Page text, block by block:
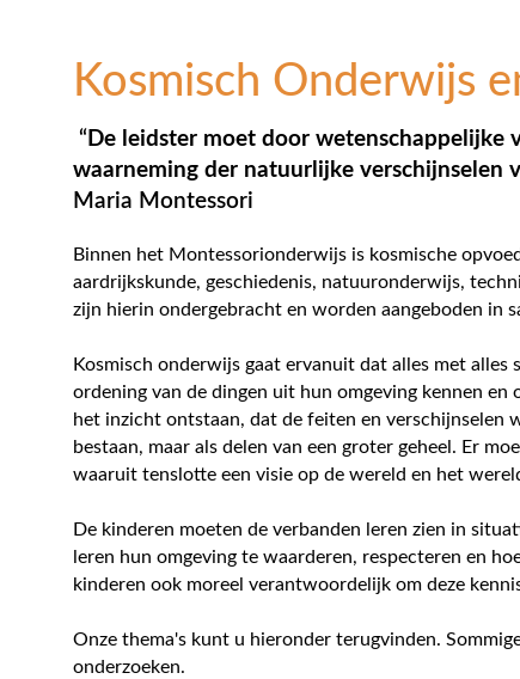
Kosmisch Onderwijs
“ De leidster moet door
waarneming der natuurlijke verschijnselen
Maria Montessori
Binnen het Montessorionderwijs is kosmische
aardrijkskunde, geschiedenis, natuuronderwijs,
zijn hierin ondergebracht en worden aangeboden in
Kosmisch onderwijs gaat ervanuit dat alles met
ordening van de dingen uit hun omgeving kennen
het inzicht ontstaan, dat de feiten en verschijnselen
bestaan, maar als delen van een groter geheel. Er
waaruit tenslotte een visie op de wereld en het
De kinderen moeten de verbanden leren zien in
leren hun omgeving te waarderen, respecteren en
kinderen ook moreel verantwoordelijk om deze
Onze thema's kunt u hieronder terugvinden.
onderzoeken.